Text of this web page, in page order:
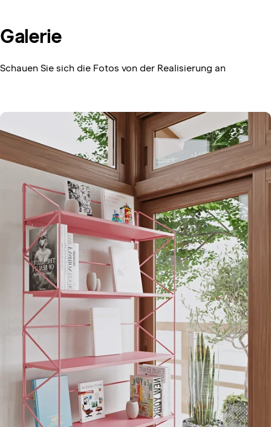
Galerie
Schauen Sie sich die Fotos von der Realisierung an